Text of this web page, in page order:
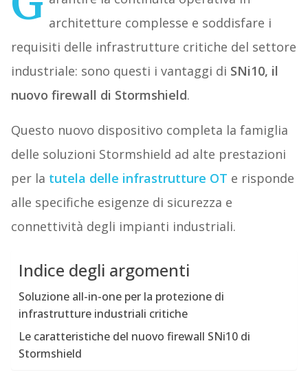
architetture complesse e soddisfare i
requisiti delle infrastrutture critiche del settore
industriale: sono questi i vantaggi di SNi10, il
nuovo firewall di Stormshield.
Questo nuovo dispositivo completa la famiglia
delle soluzioni Stormshield ad alte prestazioni
per la tutela delle infrastrutture OT e risponde
alle specifiche esigenze di sicurezza e
connettività degli impianti industriali.
Indice degli argomenti
Soluzione all-in-one per la protezione di
infrastrutture industriali critiche
Le caratteristiche del nuovo firewall SNi10 di
Stormshield